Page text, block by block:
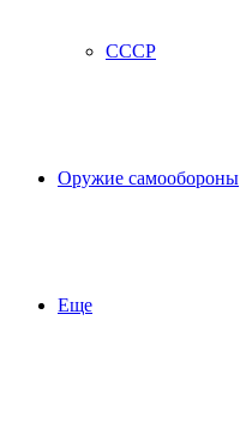
СССР
Оружие самообороны
Еще